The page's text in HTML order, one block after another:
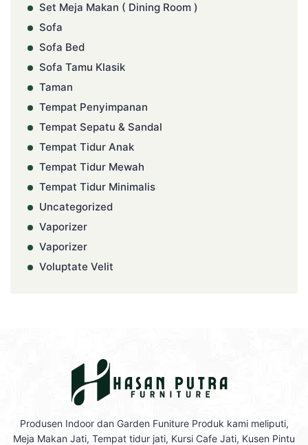
Set Meja Makan ( Dining Room )
Sofa
Sofa Bed
Sofa Tamu Klasik
Taman
Tempat Penyimpanan
Tempat Sepatu & Sandal
Tempat Tidur Anak
Tempat Tidur Mewah
Tempat Tidur Minimalis
Uncategorized
Vaporizer
Vaporizer
Voluptate Velit
Produsen Indoor dan Garden Funiture Produk kami meliputi,
Meja Makan Jati, Tempat tidur jati, Kursi Cafe Jati, Kusen Pintu